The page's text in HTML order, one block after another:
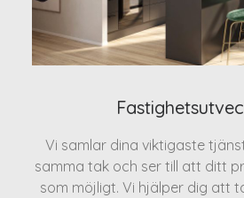
Vi samlar dina viktigaste
samma tak och ser till att ditt
som möjligt. Vi hjälper dig att